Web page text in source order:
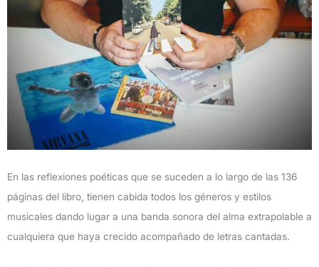
En las reflexiones poéticas que se suceden a lo largo de las 136
páginas del libro, tienen cabida todos los géneros y estilos
musicales dando lugar a una banda sonora del alma extrapolable a
cualquiera que haya crecido acompañado de letras cantadas.